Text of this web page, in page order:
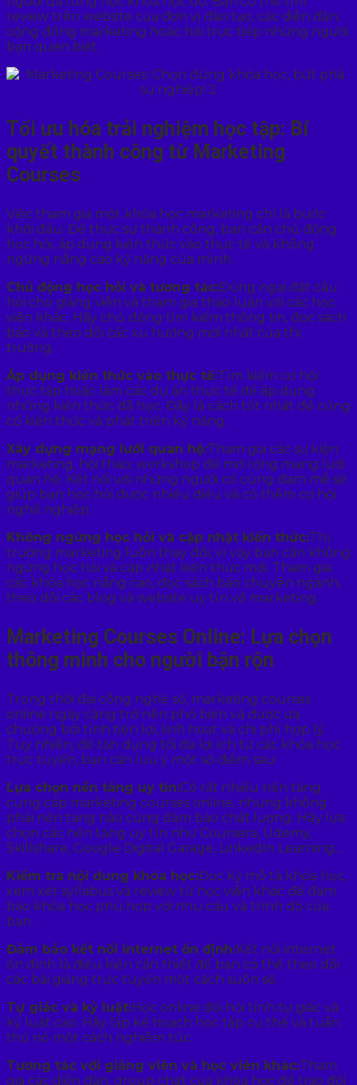
review trên website của đơn vị đào tạo, các diễn đàn,
cộng đồng marketing hoặc hỏi trực tiếp những người
bạn quen biết.
Tối ưu hóa trải nghiệm học tập: Bí
quyết thành công từ Marketing
Courses
Việc tham gia một khóa học marketing chỉ là bước
khởi đầu. Để thực sự thành công, bạn cần chủ động
học hỏi, áp dụng kiến thức vào thực tế và không
ngừng nâng cao kỹ năng của mình.
Chủ động học hỏi và tương tác:Đừng ngại đặt câu
hỏi cho giảng viên và tham gia thảo luận với các học
viên khác. Hãy chủ động tìm kiếm thông tin, đọc sách
báo và theo dõi các xu hướng mới nhất của thị
trường.
Áp dụng kiến thức vào thực tế:Tìm kiếm cơ hội
thực tập hoặc làm các dự án thực tế để áp dụng
những kiến thức đã học. Đây là cách tốt nhất để củng
cố kiến thức và phát triển kỹ năng.
Xây dựng mạng lưới quan hệ:Tham gia các sự kiện
marketing, hội thảo, workshop để mở rộng mạng lưới
quan hệ. Kết nối với những người có cùng đam mê sẽ
giúp bạn học hỏi được nhiều điều và có thêm cơ hội
nghề nghiệp.
Không ngừng học hỏi và cập nhật kiến thức:Thị
trường marketing luôn thay đổi, vì vậy bạn cần không
ngừng học hỏi và cập nhật kiến thức mới. Tham gia
các khóa học nâng cao, đọc sách báo chuyên ngành,
theo dõi các blog và website uy tín về marketing.
Marketing Courses Online: Lựa chọn
thông minh cho người bận rộn
Trong thời đại công nghệ số, marketing courses
online ngày càng trở nên phổ biến và được ưa
chuộng bởi tính tiện lợi, linh hoạt và chi phí hợp lý.
Tuy nhiên, để tận dụng tối đa lợi ích từ các khóa học
trực tuyến, bạn cần lưu ý một số điểm sau:
Lựa chọn nền tảng uy tín:Có rất nhiều nền tảng
cung cấp marketing courses online, nhưng không
phải nền tảng nào cũng đảm bảo chất lượng. Hãy lựa
chọn các nền tảng uy tín như Coursera, Udemy,
Skillshare, Google Digital Garage, LinkedIn Learning…
Kiểm tra nội dung khóa học:Đọc kỹ mô tả khóa học,
xem xét syllabus và review từ học viên khác để đảm
bảo khóa học phù hợp với nhu cầu và trình độ của
bạn.
Đảm bảo kết nối internet ổn định:Kết nối internet
ổn định là điều kiện cần thiết để bạn có thể theo dõi
các bài giảng trực tuyến một cách suôn sẻ.
Tự giác và kỷ luật:Học online đòi hỏi tính tự giác và
kỷ luật cao. Hãy lập kế hoạch học tập cụ thể và tuân
thủ nó một cách nghiêm túc.
Tương tác với giảng viên và học viên khác:Tham
gia các diễn đàn, group chat của khóa học để trao đổi